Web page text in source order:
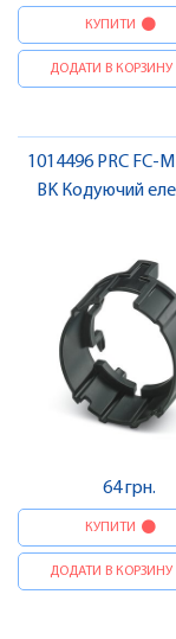
КУПИТИ
ДОДАТИ В КОРЗИНУ
1014496 PRC FC-
BK Кодуючий
64 грн.
КУПИТИ
ДОДАТИ В КОРЗИНУ